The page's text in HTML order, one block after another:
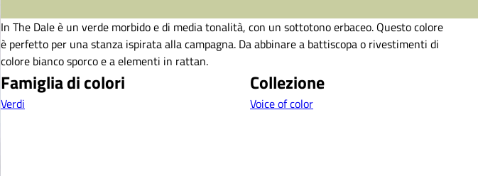
In The Dale è un verde morbido e di media tonalità, con un sottotono erbaceo. Questo colore
è perfetto per una stanza ispirata alla campagna. Da abbinare a battiscopa o rivestimenti di
colore bianco sporco e a elementi in rattan.
Famiglia di colori
Verdi
Collezione
Voice of color